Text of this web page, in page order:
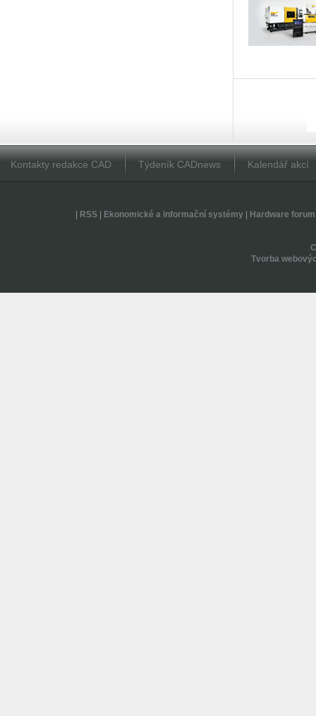
Kontakty redakce CAD Týdeník CADnews Kalendář akcí
RSS| Ekonomické a informační systémy| Hardware forum
Tvorba